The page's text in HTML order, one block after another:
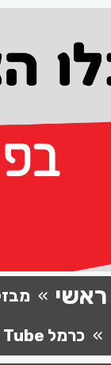
ראשי
כרמל Tube